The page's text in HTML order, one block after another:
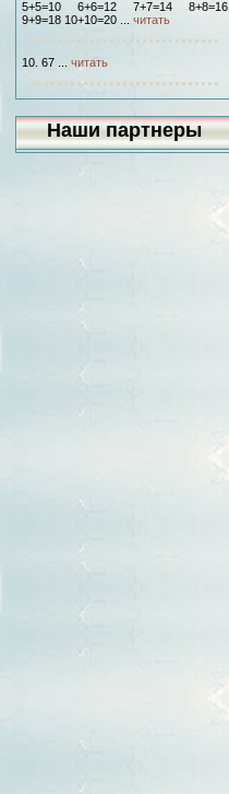
5+5=10 6+6=12 7+7=14 8+8=16
9+9=18 10+10=20 ... читать
10. 67 ... читать
Наши партнеры